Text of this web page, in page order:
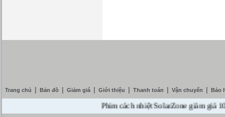
Trang chủ Bản đồ Giảm giá Giới thiệu Thanh toán Vận chuyển Bảo
Phim cách nhiệt SolarZone giảm giá 10%